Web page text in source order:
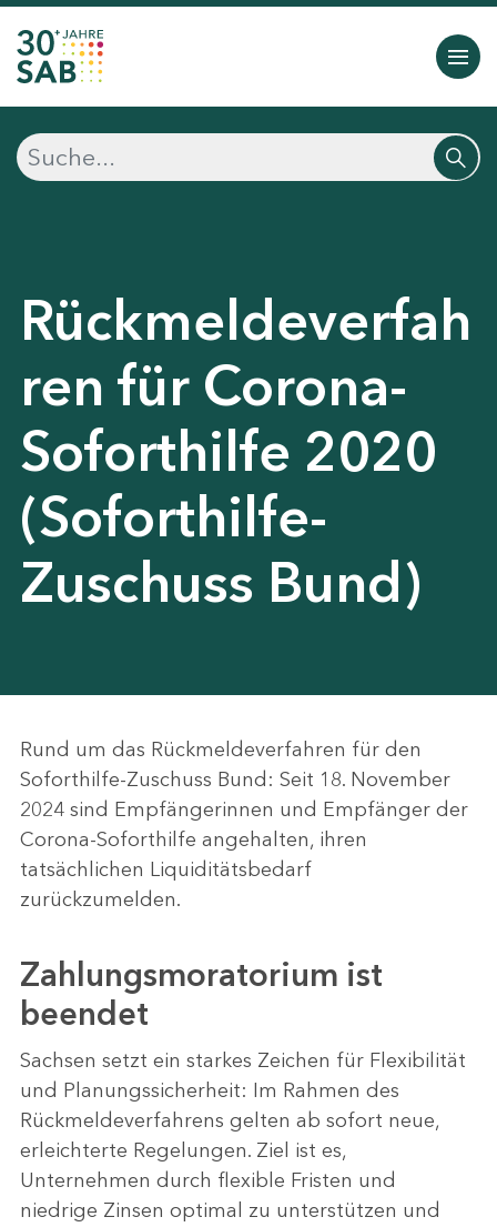
Rückmeldeverfah
ren für Corona-
Soforthilfe 2020
(Soforthilfe-
Zuschuss Bund)
Rund um das Rückmeldeverfahren für den
Soforthilfe-Zuschuss Bund: Seit 18. November
2024 sind Empfängerinnen und Empfänger der
Corona-Soforthilfe angehalten, ihren
tatsächlichen Liquiditätsbedarf
zurückzumelden.
Zahlungsmoratorium ist
beendet
Sachsen setzt ein starkes Zeichen für Flexibilität
und Planungssicherheit: Im Rahmen des
Rückmeldeverfahrens gelten ab sofort neue,
erleichterte Regelungen. Ziel ist es,
Unternehmen durch flexible Fristen und
niedrige Zinsen optimal zu unterstützen und